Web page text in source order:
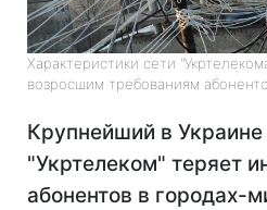
Характеристики сети
возросшим требованиям
Крупнейший в Украине
"Укртелеком" теряет
абонентов в городах-